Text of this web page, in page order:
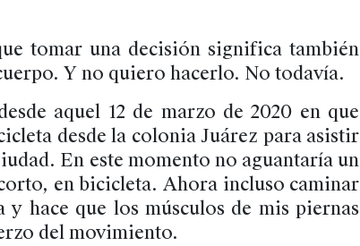
tomar una decisión significa también
Y no quiero hacerlo. No todavía.
aquel 12 de marzo de 2020 en que
desde la colonia Juárez para asistir
En este momento no aguantaría un
en bicicleta. Ahora incluso caminar
y hace que los músculos de mis piernas
del movimiento.